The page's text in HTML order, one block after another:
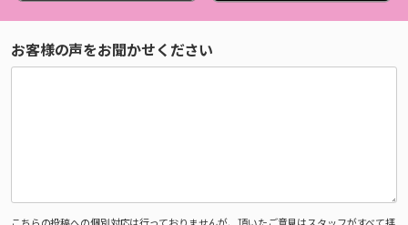
お客様の声をお聞かせください
こちらの投稿への個別対応は行っておりませんが、頂いたご意見はスタッフがすべて拝